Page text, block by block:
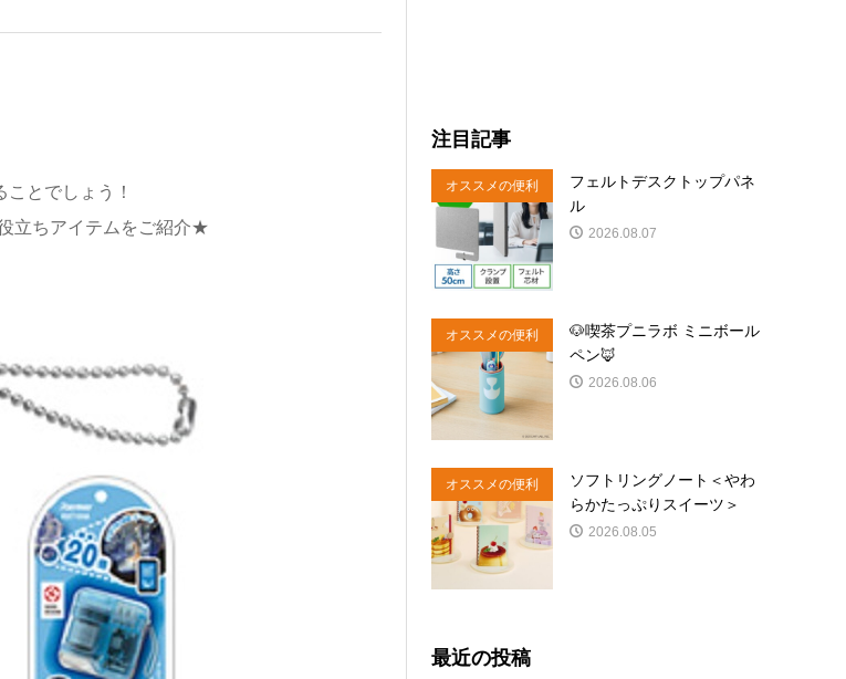
とでしょう！
立ちアイテムをご紹介★
注目記事
オススメの便利
商品
フェルトデスクトップパネ
ル
2026.08.07
オススメの便利
商品
🐶喫茶プニラボ ミニボール
ペン🦊
2026.08.06
オススメの便利
商品
ソフトリングノート＜やわ
らかたっぷりスイーツ＞
2026.08.05
最近の投稿